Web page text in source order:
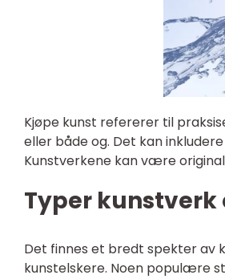
Kjøpe kunst refererer til
eller både og. Det kan
Kunstverkene kan være
Typer
Det finnes et bredt spekter
kunstelskere. Noen populære